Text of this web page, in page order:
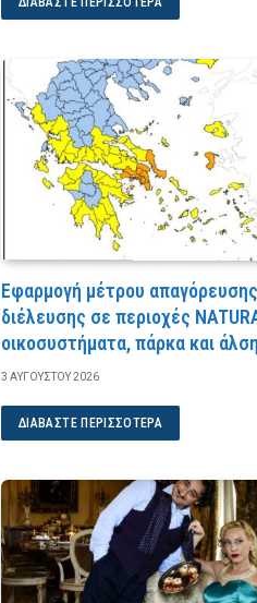
Εφαρμογή μέτρου απαγόρευσης
διέλευσης σε περιοχές
οικοσυστήματα, πάρκα και άλση
3 ΑΥΓΟΎΣΤΟΥ 2026
ΔΙΑΒΆΣΤΕ ΠΕΡΙΣΣΌΤΕΡΑ